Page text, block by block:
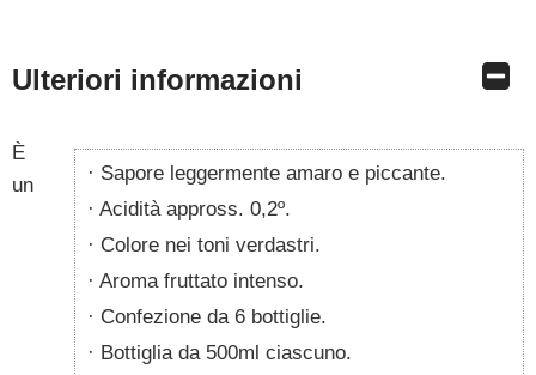
Ulteriori informazioni
Sapore leggermente amaro e piccante.
Acidità appross. 0,2º.
Colore nei toni verdastri.
Aroma fruttato intenso.
Confezione da 6 bottiglie.
Bottiglia da 500ml ciascuno.
È
un